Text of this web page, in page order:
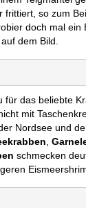
frittiert, so zum
doch mal ein
auf dem Bild.
für das beliebte
mit
Nordsee und
schmecken